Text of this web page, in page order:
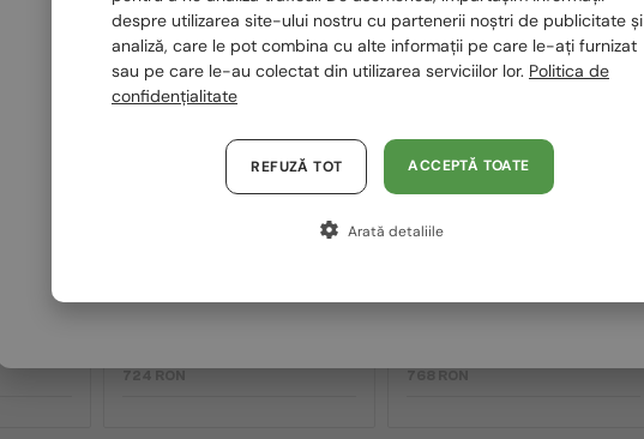
2-4 ZILE
724 RON
2-4 ZILE
768 RON
Polska / PL
Magyarország / HU
Austria / AT
despre utilizarea site-ului nostru cu partenerii noștri de publicitate și
analiză, care le pot combina cu alte informații pe care le-ați furnizat
sau pe care le-au colectat din utilizarea serviciilor lor. Politica de
confidențialitate
ACCEPTĂ TOATE
REFUZĂ TOT
Arată detaliile